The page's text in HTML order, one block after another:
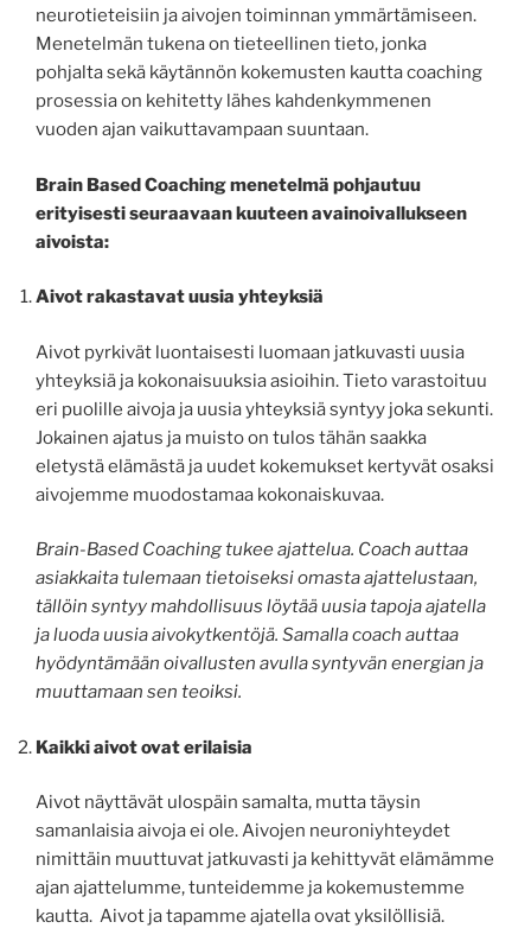
neurotieteisiin ja aivojen toiminnan ymmärtämiseen.
Menetelmän tukena on tieteellinen tieto, jonka
pohjalta sekä käytännön kokemusten kautta coaching
prosessia on kehitetty lähes kahdenkymmenen
vuoden ajan vaikuttavampaan suuntaan.
Brain Based Coaching menetelmä pohjautuu
erityisesti seuraavaan kuuteen avainoivallukseen
aivoista:
Aivot rakastavat uusia yhteyksiä
Aivot pyrkivät luontaisesti luomaan jatkuvasti uusia
yhteyksiä ja kokonaisuuksia asioihin. Tieto varastoituu
eri puolille aivoja ja uusia yhteyksiä syntyy joka sekunti.
Jokainen ajatus ja muisto on tulos tähän saakka
eletystä elämästä ja uudet kokemukset kertyvät osaksi
aivojemme muodostamaa kokonaiskuvaa.
Brain-Based Coaching tukee ajattelua. Coach auttaa
asiakkaita tulemaan tietoiseksi omasta ajattelustaan,
tällöin syntyy mahdollisuus löytää uusia tapoja ajatella
ja luoda uusia aivokytkentöjä. Samalla coach auttaa
hyödyntämään oivallusten avulla syntyvän energian ja
muuttamaan sen teoiksi.
Kaikki aivot ovat erilaisia
Aivot näyttävät ulospäin samalta, mutta täysin
samanlaisia aivoja ei ole. Aivojen neuroniyhteydet
nimittäin muuttuvat jatkuvasti ja kehittyvät elämämme
ajan ajattelumme, tunteidemme ja kokemustemme
kautta. Aivot ja tapamme ajatella ovat yksilöllisiä.